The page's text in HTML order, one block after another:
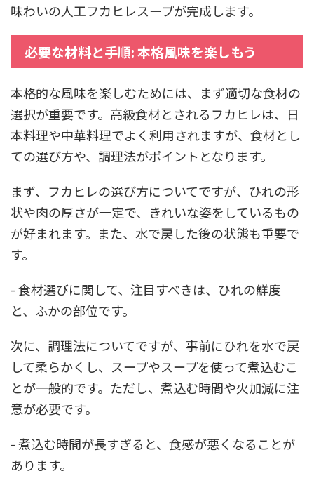
味わいの人工フカヒレスープが完成します。
必要な材料と手順: 本格風味を楽しもう
本格的な風味を楽しむためには、まず適切な食材の
選択が重要です。高級食材とされるフカヒレは、日
本料理や中華料理でよく利用されますが、食材とし
ての選び方や、調理法がポイントとなります。
まず、フカヒレの選び方についてですが、ひれの形
状や肉の厚さが一定で、きれいな姿をしているもの
が好まれます。また、水で戻した後の状態も重要で
す。
- 食材選びに関して、注目すべきは、ひれの鮮度
と、ふかの部位です。
次に、調理法についてですが、事前にひれを水で戻
して柔らかくし、スープやスープを使って煮込むこ
とが一般的です。ただし、煮込む時間や火加減に注
意が必要です。
- 煮込む時間が長すぎると、食感が悪くなることが
あります。